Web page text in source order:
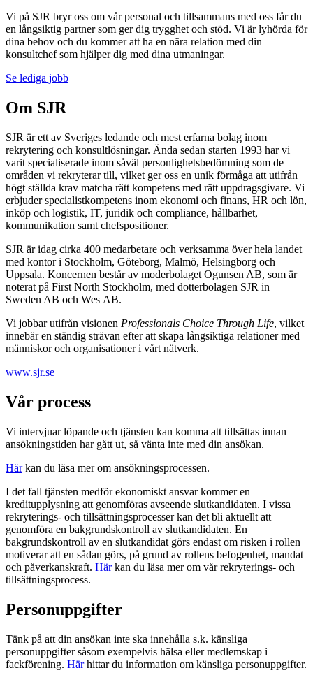
Vi på SJR bryr oss om vår personal och tillsammans med oss får du
en långsiktig partner som ger dig trygghet och stöd. Vi är lyhörda för
dina behov och du kommer att ha en nära relation med din
konsultchef som hjälper dig med dina utmaningar.
Se lediga jobb
Om SJR
SJR är ett av Sveriges ledande och mest erfarna bolag inom
rekrytering och konsultlösningar. Ända sedan starten 1993 har vi
varit specialiserade inom såväl personlighetsbedömning som de
områden vi rekryterar till, vilket ger oss en unik förmåga att utifrån
högt ställda krav matcha rätt kompetens med rätt uppdragsgivare. Vi
erbjuder specialistkompetens inom ekonomi och finans, HR och lön,
inköp och logistik, IT, juridik och compliance, hållbarhet,
kommunikation samt chefspositioner.
SJR är idag cirka 400 medarbetare och verksamma över hela landet
med kontor i Stockholm, Göteborg, Malmö, Helsingborg och
Uppsala. Koncernen består av moderbolaget Ogunsen AB, som är
noterat på First North Stockholm, med dotterbolagen SJR in
Sweden AB och Wes AB.
Vi jobbar utifrån visionen Professionals Choice Through Life, vilket
innebär en ständig strävan efter att skapa långsiktiga relationer med
människor och organisationer i vårt nätverk.
www.sjr.se
Vår process
Vi intervjuar löpande och tjänsten kan komma att tillsättas innan
ansökningstiden har gått ut, så vänta inte med din ansökan.
Härkan du läsa mer om ansökningsprocessen.
I det fall tjänsten medför ekonomiskt ansvar kommer en
kreditupplysning att genomföras avseende slutkandidaten. I vissa
rekryterings- och tillsättningsprocesser kan det bli aktuellt att
genomföra en bakgrundskontroll av slutkandidaten. En
bakgrundskontroll av en slutkandidat görs endast om risken i rollen
motiverar att en sådan görs, på grund av rollens befogenhet, mandat
och påverkanskraft. Härkan du läsa mer om vår rekryterings- och
tillsättningsprocess.
Personuppgifter
Tänk på att din ansökan inte ska innehålla s.k. känsliga
personuppgifter såsom exempelvis hälsa eller medlemskap i
fackförening. Härhittar du information om känsliga personuppgifter.